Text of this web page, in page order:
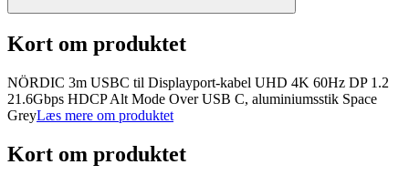
Kort om produktet
NÖRDIC 3m USBC til Displayport-kabel UHD 4K 60Hz DP 1.2
21.6Gbps HDCP Alt Mode Over USB C, aluminiumsstik Space
GreyLæs mere om produktet
Kort om produktet